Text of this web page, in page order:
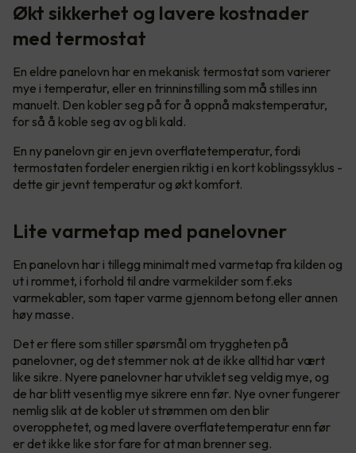
Økt sikkerhet og lavere kostnader
med termostat
En eldre panelovn har en mekanisk termostat som varierer
mye i temperatur, eller en trinninstilling som må stilles inn
manuelt. Den kobler seg på for å oppnå makstemperatur,
for så å koble seg av og bli kald.
En ny panelovn gir en jevn overflatetemperatur, fordi
termostaten fordeler energien riktig i en kort koblingssyklus -
dette gir jevnt temperatur og økt komfort.
Lite varmetap med panelovner
En panelovn har i tillegg minimalt med varmetap fra kilden og
ut i rommet, i forhold til andre varmekilder som f.eks
varmekabler, som taper varme gjennom betong eller annen
høy masse.
Det er flere som stiller spørsmål om tryggheten på
panelovner, og det stemmer nok at de ikke alltid har vært
like sikre. Nyere panelovner har utviklet seg veldig mye, og
de har blitt vesentlig mye sikrere enn før. Nye ovner fungerer
nemlig slik at de kobler ut strømmen om den blir
overopphetet, og med lavere overflatetemperatur enn før
er det ikke like stor fare for at man brenner seg.